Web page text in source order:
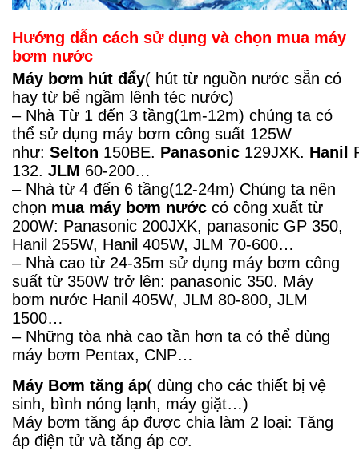
Hướng dẫn cách sử dụng và chọn mua máy
bơm nước
Máy bơm hút đẩy( hút từ nguồn nước sẵn có
hay từ bể ngầm lênh téc nước)
– Nhà Từ 1 đến 3 tầng(1m-12m) chúng ta có
thể sử dụng máy bơm công suất 125W
như: Selton 150BE. Panasonic 129JXK. Hanil
132. JLM 60-200…
– Nhà từ 4 đến 6 tầng(12-24m) Chúng ta nên
chọn mua máy bơm nước có công xuất từ
200W: Panasonic 200JXK, panasonic GP 350,
Hanil 255W, Hanil 405W, JLM 70-600…
– Nhà cao từ 24-35m sử dụng máy bơm công
suất từ 350W trở lên: panasonic 350. Máy
bơm nước Hani 405W, JLM 80-800, JLM
1500…
– Những tòa nhà cao tần hơn ta có thể dùng
máy bơm Pentax, CNP…
Máy Bơm tăng áp( dùng cho các thiết bị vệ
sinh, bình nóng lạnh, máy giặt…)
Máy bơm tăng áp được chia làm 2 loại: Tăng
áp điện tử và tăng áp cơ.